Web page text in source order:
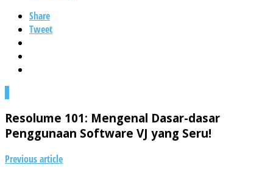
Share
Tweet
Resolume 101: Mengenal Dasar-dasar
Penggunaan Software VJ yang Seru!
Previous article